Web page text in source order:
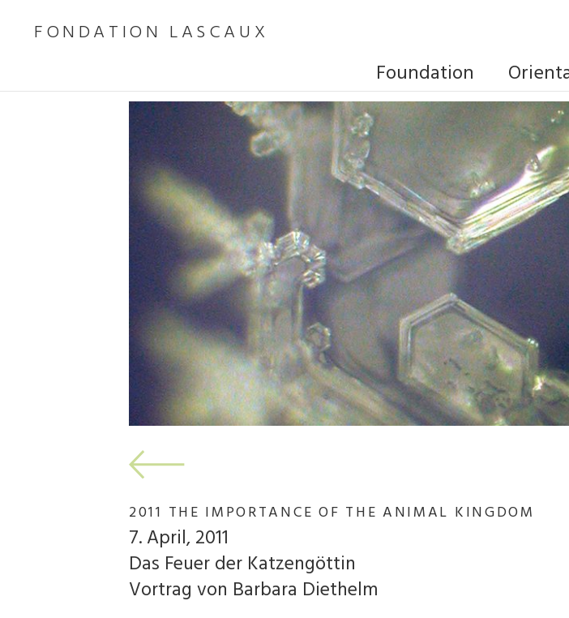
FONDATION LASCAUX
Foundation
2011 THE IMPORTANCE OF THE ANIMAL KINGDOM
7. April, 2011
Das Feuer der Katzengöttin
Vortrag von Barbara Diethelm